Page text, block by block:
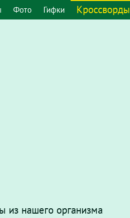
Фото Гифки Кроссворды
из нашего организма